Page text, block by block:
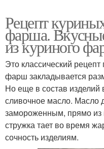
Рецепт
фарша.
из куриного
Это классический рецепт
фаpш закладывается
Но еще в состав изделий
сливочное масло. Масло
замороженным, прямо
стружка тает во время
сочность изделиям.